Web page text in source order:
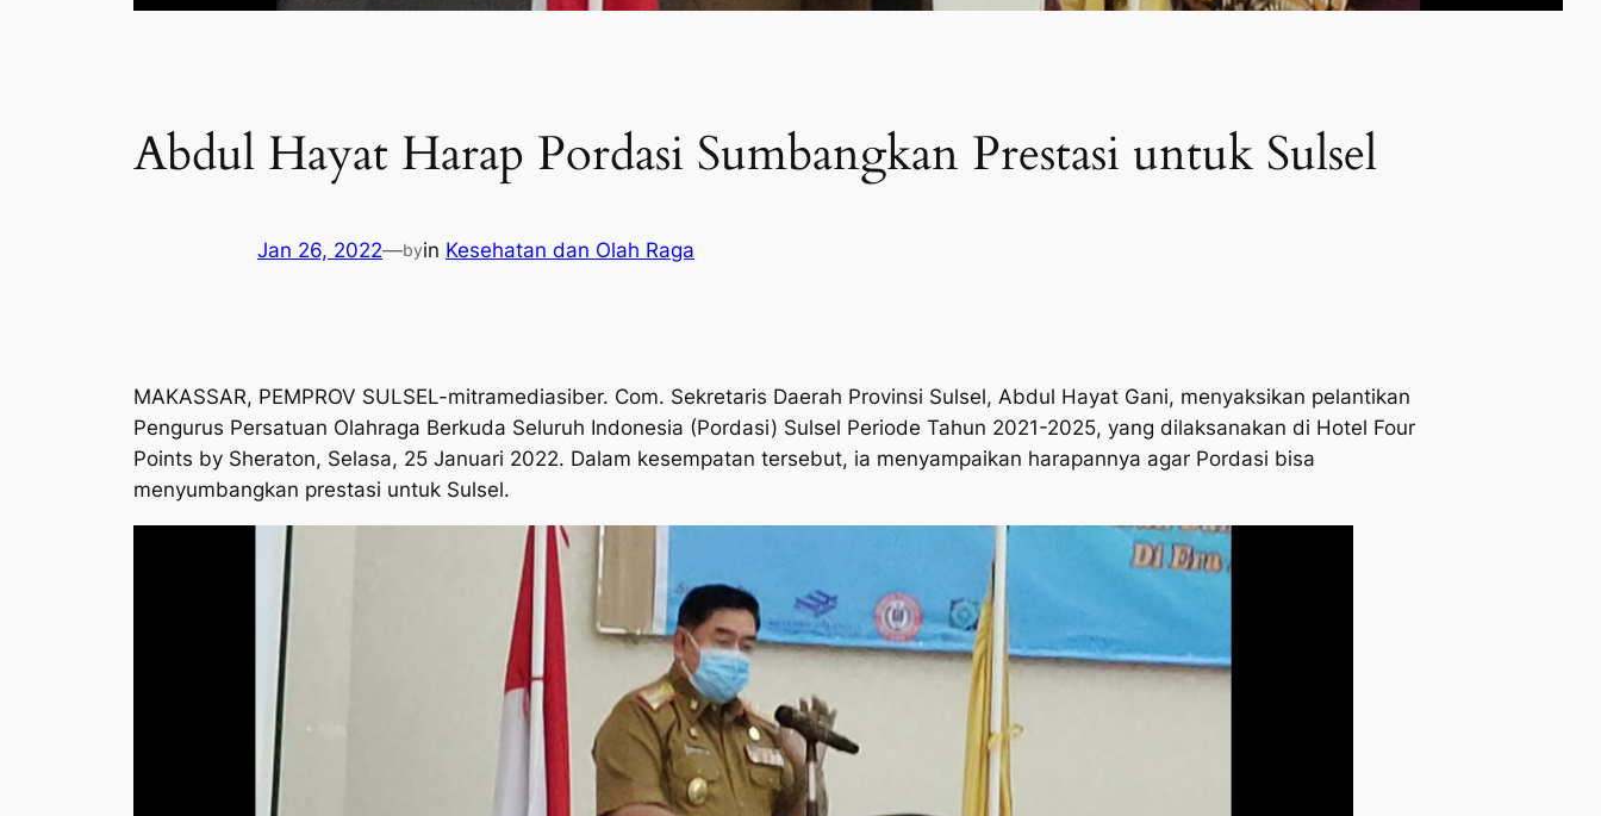
Abdul Hayat Harap Pordasi Sumbangkan Prestasi untuk Sulsel
Jan 26, 2022—byin Kesehatan dan Olah Raga
MAKASSAR, PEMPROV SULSEL-mitramediasiber. Com. Sekretaris Daerah Provinsi Sulsel, Abdul Hayat Gani, menyaksikan pelantikan
Pengurus Persatuan Olahraga Berkuda Seluruh Indonesia (Pordasi) Sulsel Periode Tahun 2021-2025, yang dilaksanakan di Hotel Four
Points by Sheraton, Selasa, 25 Januari 2022. Dalam kesempatan tersebut, ia menyampaikan harapannya agar Pordasi bisa
menyumbangkan prestasi untuk Sulsel.